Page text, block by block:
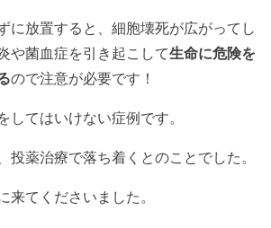
に放置すると、細胞壊死が広がってし
や菌血症を引き起こして生命に危険を
ので注意が必要です！
してはいけない症例です。
投薬治療で落ち着くとのことでした。
来てくださいました。